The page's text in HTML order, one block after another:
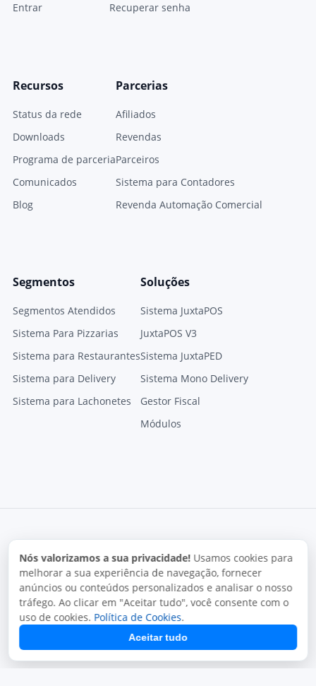
Entrar
Recuperar senha
Recursos
Status da rede
Downloads
Programa de parceria
Comunicados
Blog
Parcerias
Afiliados
Revendas
Parceiros
Sistema para Contadores
Revenda Automação Comercial
Segmentos
Segmentos Atendidos
Sistema Para Pizzarias
Sistema para Restaurantes
Sistema para Delivery
Sistema para Lachonetes
Soluções
Sistema JuxtaPOS
JuxtaPOS V3
Sistema JuxtaPED
Sistema Mono Delivery
Gestor Fiscal
Módulos
Nós valorizamos a sua privacidade! Usamos cookies para
melhorar a sua experiência de navegação, fornecer
anúncios ou conteúdos personalizados e analisar o nosso
tráfego. Ao clicar em "Aceitar tudo", você consente com o
uso de cookies. Política de Cookies.
Aceitar tudo
Termos de uso Política de privacidade
Uso aceitável
Direitos autorais
Copyright © 2026, Juxta Sistemas. Todos os direitos